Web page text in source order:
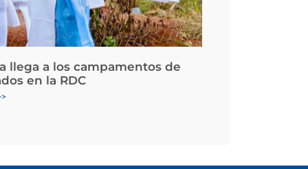
llega a los campamentos de
en la RDC